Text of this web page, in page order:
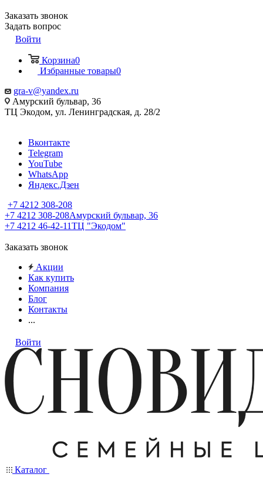
Заказать звонок
Задать вопрос
Войти
Корзина0
Избранные товары0
gra-v@yandex.ru
Амурский бульвар, 36
ТЦ Экодом, ул. Ленинградская, д. 28/2
Вконтакте
Telegram
YouTube
WhatsApp
Яндекс.Дзен
+7 4212 308-208
+7 4212 308-208Амурский бульвар, 36
+7 4212 46-42-11ТЦ "Экодом"
Заказать звонок
Акции
Как купить
Компания
Блог
Контакты
...
Войти
Каталог